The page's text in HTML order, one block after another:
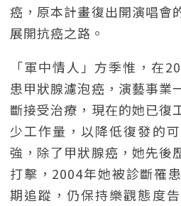
癌，原本計畫復出開演唱會
展開抗癌之路。
「軍中情人」方季惟，在
患甲狀腺濾泡癌，演藝事業
斷接受治療，現在的她已復
少工作量，以降低復發的
強，除了甲狀腺癌，她先後
打擊，2004年她被診斷罹
期追蹤，仍保持樂觀態度